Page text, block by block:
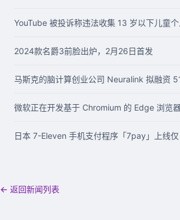
YouTube 被投诉称违法收集 13 岁以下儿童
2024款名爵3前脸出炉，2月26日首发
马斯克的脑计算创业公司 Neuralink 拟融资
微软正在开发基于 Chromium 的 Edge 浏览
日本 7-Eleven 手机支付程序「7pay」上线
← 返回新闻列表